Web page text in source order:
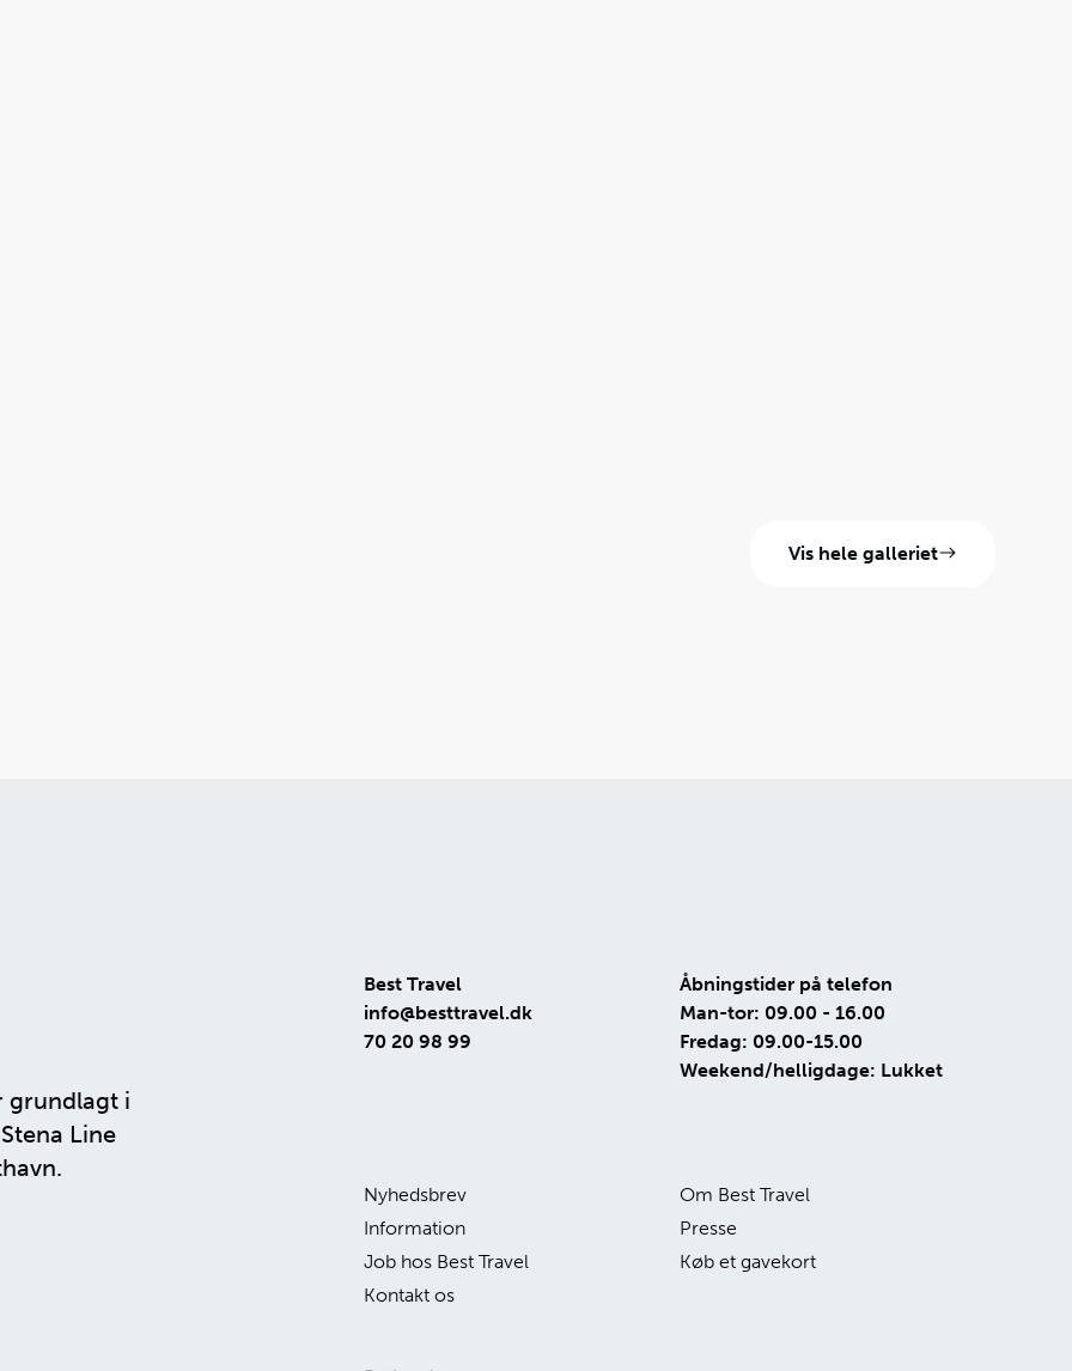
Vis hele galleriet
grundlagt i
Stena Line
Best Travel
info@besttravel.dk
70 20 98 99
Åbningstider på telefon
Man-tor: 09.00 - 16.00
Fredag: 09.00-15.00
Weekend/helligdage: Lukket
Nyhedsbrev
Om Best Travel
Information
Presse
Job hos Best Travel
Køb et gavekort
Kontakt os